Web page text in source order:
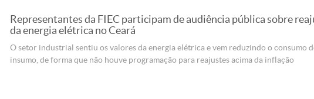
Representantes da FIEC participam de audiência pública sobre
da energia elétrica no Ceará
O setor industrial sentiu os valores da energia elétrica e vem reduzindo o consumo
insumo, de forma que não houve programação para reajustes acima da inflação